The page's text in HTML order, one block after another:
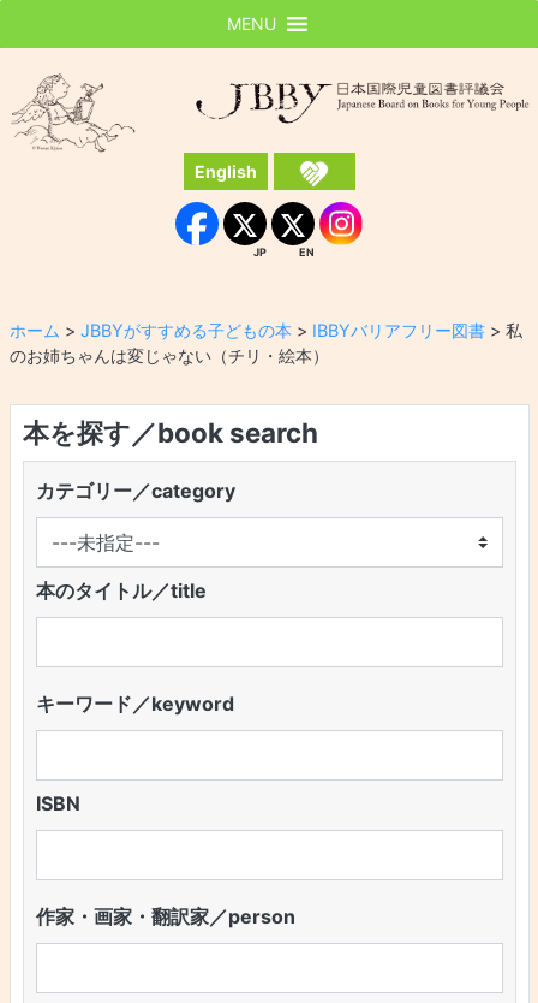
JBBY
English
Facebook
JP
JP
EN
EN Instagram
MENU
ホーム > JBBYがすすめる子どもの本 > IBBYバリアフリー図書> 私
のお姉ちゃんは変じゃない（チリ・絵本）
本を探す／book search
カテゴリー／category
本のタイトル／title
キーワード／keyword
ISBN
作家・画家・翻訳家／person